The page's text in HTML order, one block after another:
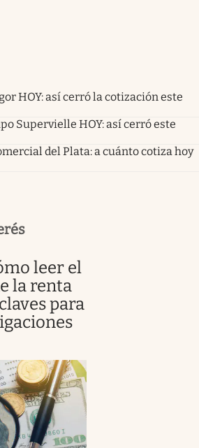
HOY: así cerró la cotización este
Supervielle HOY: así cerró este
del Plata: a cuánto cotiza hoy
leer el
la renta
para